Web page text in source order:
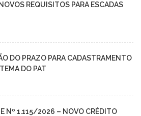
REQUISITOS PARA ESCADAS
DO PRAZO PARA CADASTRAMENTO
DO PAT
Nº 1.115/2026 – NOVO CRÉDITO